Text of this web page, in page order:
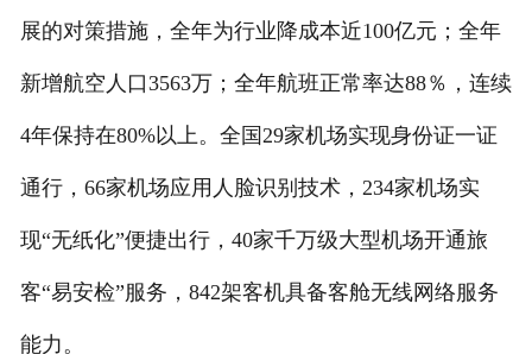
展的对策措施，全年为行业降成本近100亿元；全年
新增航空人口3563万；全年航班正常率达88％，连续
4年保持在80%以上。全国29家机场实现身份证一证
通行，66家机场应用人脸识别技术，234家机场实
现“无纸化”便捷出行，40家千万级大型机场开通旅
客“易安检”服务，842架客机具备客舱无线网络服务
能力。